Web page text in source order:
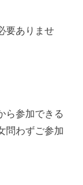
要ありませ
ら参加できる
問わずご参加